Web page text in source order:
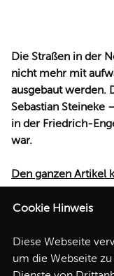
Die Straßen in der
nicht mehr mit
ausgebaut werden.
Sebastian Steineke
in der Friedrich-
war.
Den ganzen Artikel
Cookie Hinweis
Diese Webseite
um die Webseite